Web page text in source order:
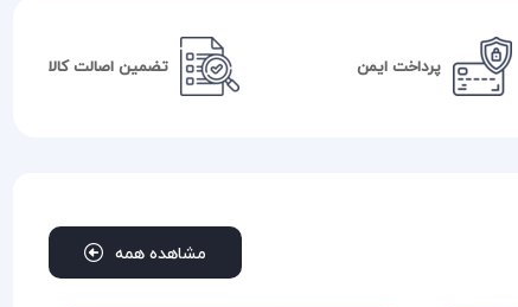
پرداخت ایمن تضمین اصالت کالا
مشاهده همه